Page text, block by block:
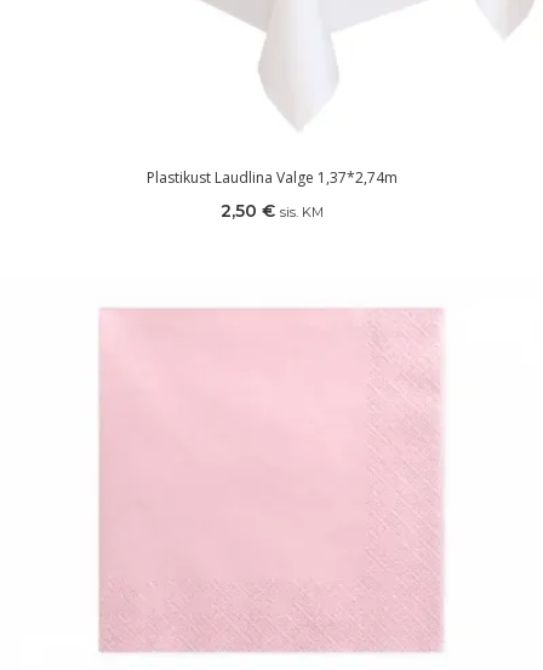
Plastikust Laudlina Valge 1,37*2,74m
2,50 € sis. KM